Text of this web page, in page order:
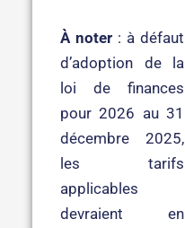
À noter : à défaut
d’adoption de la
loi de finances
pour 2026 au 31
décembre 2025,
les tarifs
applicables
devraient en